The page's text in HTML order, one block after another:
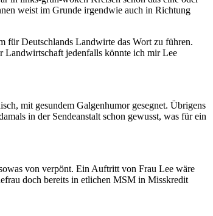
weist im Grunde irgendwie auch in Richtung
für Deutschlands Landwirte das Wort zu führen.
Landwirtschaft jedenfalls könnte ich mir Lee
mit gesundem Galgenhumor gesegnet. Übrigens
in der Sendeanstalt schon gewusst, was für ein
von verpönt. Ein Auftritt von Frau Lee wäre
doch bereits in etlichen MSM in Misskredit